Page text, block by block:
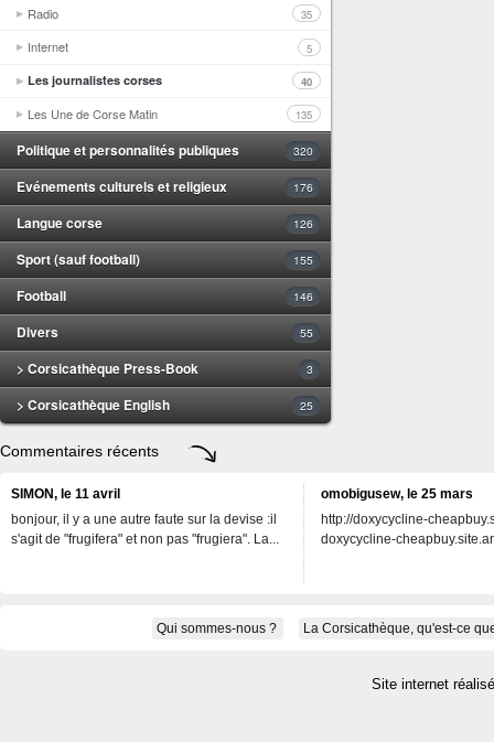
Radio 35
Internet 5
Les journalistes corses 40
Les Une de Corse Matin 135
Politique et personnalités publiques 320
Evénements culturels et religieux 176
Langue corse 126
Sport (sauf football) 155
Football 146
Divers 55
> Corsicathèque Press-Book 3
> Corsicathèque English 25
Commentaires récents
SIMON, le 11 avril
bonjour, il y a une autre faute sur la devise :il
s'agit de "frugifera" et non pas "frugiera". La...
omobigusew, le 25 mars
http://doxycycline-
doxycycline-
Qui sommes-nous ? La Corsicathèque, qu'est-ce
Site internet